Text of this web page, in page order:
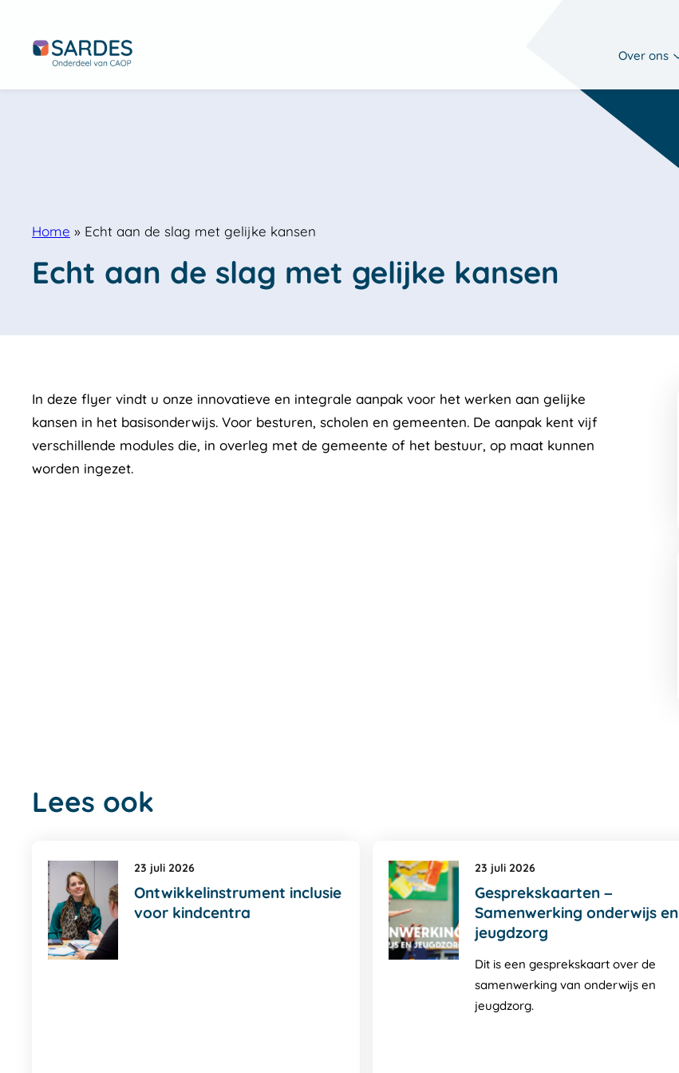
Over ons
Home » Echt aan de slag met gelijke kansen
Echt aan de slag met gelijke kansen
In deze flyer vindt u onze innovatieve en integrale aanpak voor het werken aan gelijke
kansen in het basisonderwijs. Voor besturen, scholen en gemeenten. De aanpak kent vijf
verschillende modules die, in overleg met de gemeente of het bestuur, op maat kunnen
worden ingezet.
Lees ook
23 juli 2026
Ontwikkelinstrument inclusie
voor kindcentra
23 juli 2026
Gesprekskaarten –
Samenwerking onderwijs en
jeugdzorg
Dit is een gesprekskaart over de
samenwerking van onderwijs en
jeugdzorg.